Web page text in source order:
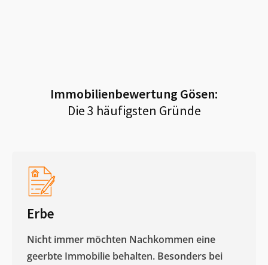
Immobilienbewertung Gösen:
Die 3 häufigsten Gründe
Erbe
Nicht immer möchten Nachkommen eine
geerbte Immobilie behalten. Besonders bei